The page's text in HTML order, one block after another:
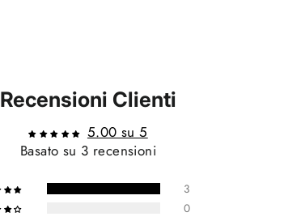
Recensioni Clienti
5.00 su 5
Basato su 3 recensioni
3
0